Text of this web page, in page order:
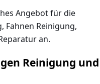
Angebot für die
Fahnen Reinigung,
an.
Reinigung und